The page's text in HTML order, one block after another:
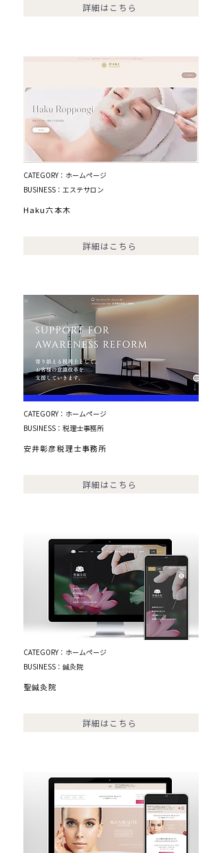
詳細はこちら
CATEGORY：ホームページ
BUSINESS：エステサロン
Haku六本木
詳細はこちら
CATEGORY：ホームページ
BUSINESS：税理士事務所
安井彰彦税理士事務所
詳細はこちら
CATEGORY：ホームページ
BUSINESS：鍼灸院
​聖鍼灸院
詳細はこちら